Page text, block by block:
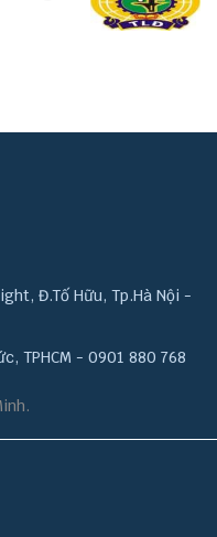
Đ.Tố Hữu, Tp.Hà Nội -
TPHCM - 0901 880 768